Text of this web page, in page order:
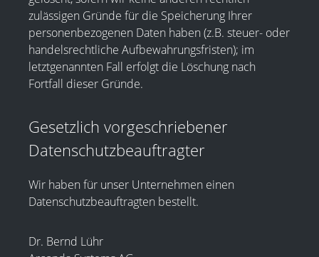
zulässigen Gründe für die Speicherung Ihrer
personenbezogenen Daten haben (z.B. steuer- oder
handelsrechtliche Aufbewahrungsfristen); im
letztgenannten Fall erfolgt die Löschung nach
Fortfall dieser Gründe.
Gesetzlich vorgeschriebener
Datenschutz­beauftragter
Wir haben für unser Unternehmen einen
Datenschutzbeauftragten bestellt.
Dr. Bernd Lühr